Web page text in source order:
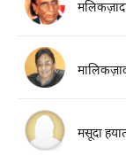
मसूदा